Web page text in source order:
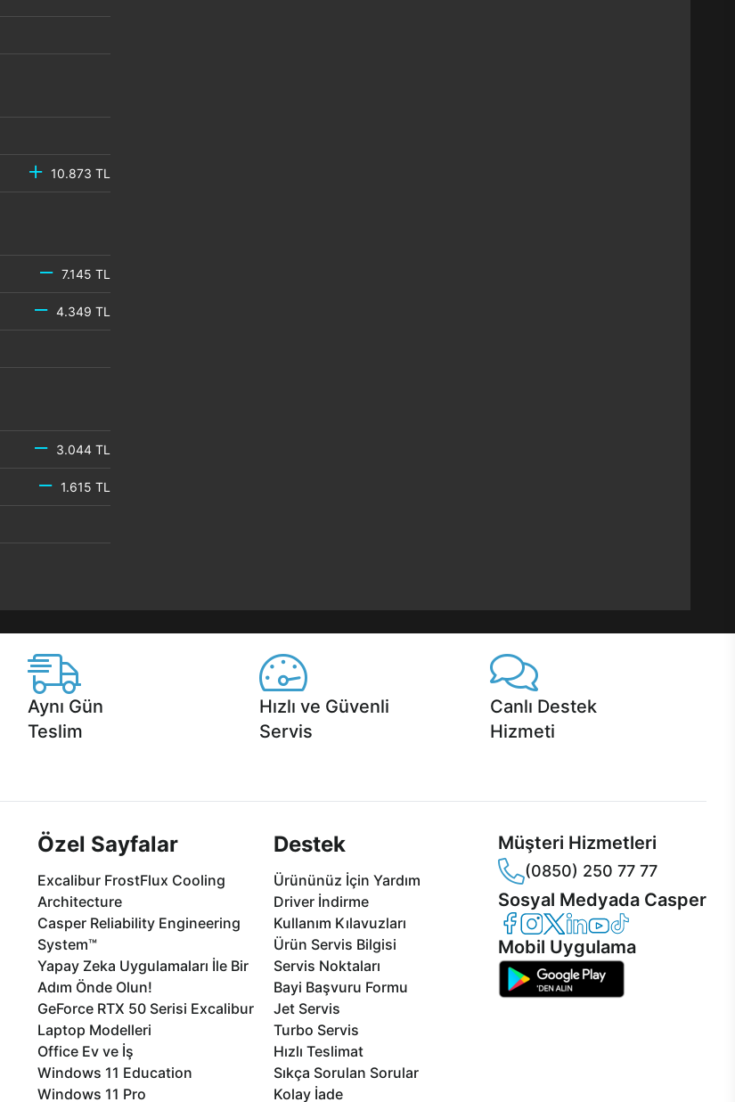
10.873 TL
7.145 TL
4.349 TL
3.044 TL
1.615 TL
Aynı Gün
Teslim
Hızlı ve Güvenli
Servis
Canlı Destek
Hizmeti
Özel Sayfalar
Excalibur FrostFlux Cooling
Architecture
Casper Reliability Engineering
System™
Yapay Zeka Uygulamaları İle Bir
Adım Önde Olun!
GeForce RTX 50 Serisi Excalibur
Laptop Modelleri
Office Ev ve İş
Windows 11 Education
Windows 11 Pro
Destek
Ürününüz İçin Yardım
Driver İndirme
Kullanım Kılavuzları
Ürün Servis Bilgisi
Servis Noktaları
Bayi Başvuru Formu
Jet Servis
Turbo Servis
Hızlı Teslimat
Sıkça Sorulan Sorular
Kolay İade
Müşteri Hizmetleri
(0850) 250 77 77
Sosyal Medyada Casper
Casper Facebook
Casper Instagram
Casper Twitter
Casper LinkedIn
Casper YouTube
Casper TikTok
Mobil Uygulama